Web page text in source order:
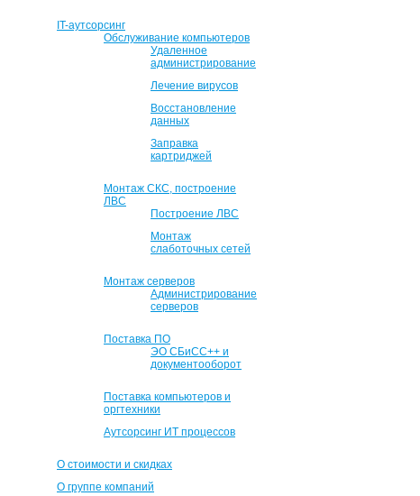
IT-аутсорсинг
Обслуживание компьютеров
Удаленное
администрирование
Лечение вирусов
Восстановление
данных
Заправка
картриджей
Монтаж СКС, построение
ЛВС
Построение ЛВС
Монтаж
слаботочных сетей
Монтаж серверов
Администрирование
серверов
Поставка ПО
ЭО СБиСС++ и
документооборот
Поставка компьютеров и
оргтехники
Аутсорсинг ИТ процессов
О стоимости и скидках
О группе компаний